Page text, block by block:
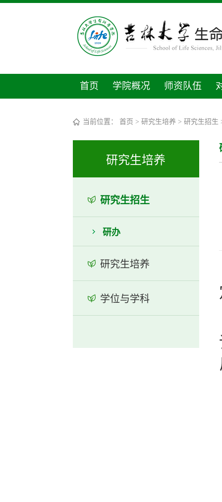
首页 学院概况 师资队伍
当前位置： 首页 > 研究生培养 > 研究生招生
研究生培养
研究生招生
研办
研究生培养
学位与学科